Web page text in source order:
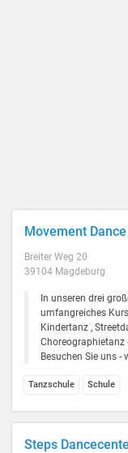
Movement
Breiter Weg 20
39104 Magdeburg
In unseren drei
umfangreiches
Kindertanz ,
Choreographietanz
Besuchen Sie uns -
Tanzschule Schule
Steps